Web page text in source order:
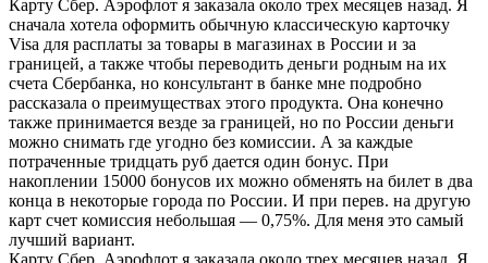
Карту Сбер. Аэрофлот я заказала около трех месяцев назад. Я
сначала хотела оформить обычную классическую карточку
Visa для расплаты за товары в магазинах в России и за
границей, а также чтобы переводить деньги родным на их
счета Сбербанка, но консультант в банке мне подробно
рассказала о преимуществах этого продукта. Она конечно
также принимается везде за границей, но по России деньги
можно снимать где угодно без комиссии. А за каждые
потраченные тридцать руб дается один бонус. При
накоплении 15000 бонусов их можно обменять на билет в два
конца в некоторые города по России. И при перев. на другую
карт счет комиссия небольшая — 0,75%. Для меня это самый
лучший вариант.
Карту Сбер. Аэрофлот я заказала около трех месяцев назад. Я